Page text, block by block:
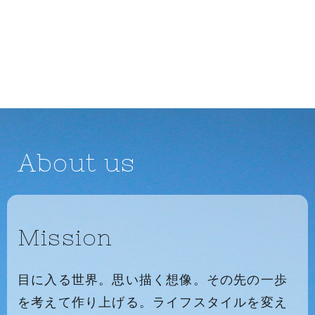
About us
Mission
目に入る世界。思い描く想像。その先の一歩
を考えて作り上げる。ライフスタイルを変え